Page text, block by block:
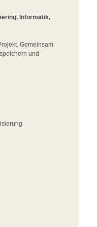
Informatik,
Gemeinsam
und